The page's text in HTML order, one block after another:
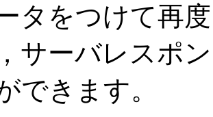
タをつけて再
サーバレスポ
できます。